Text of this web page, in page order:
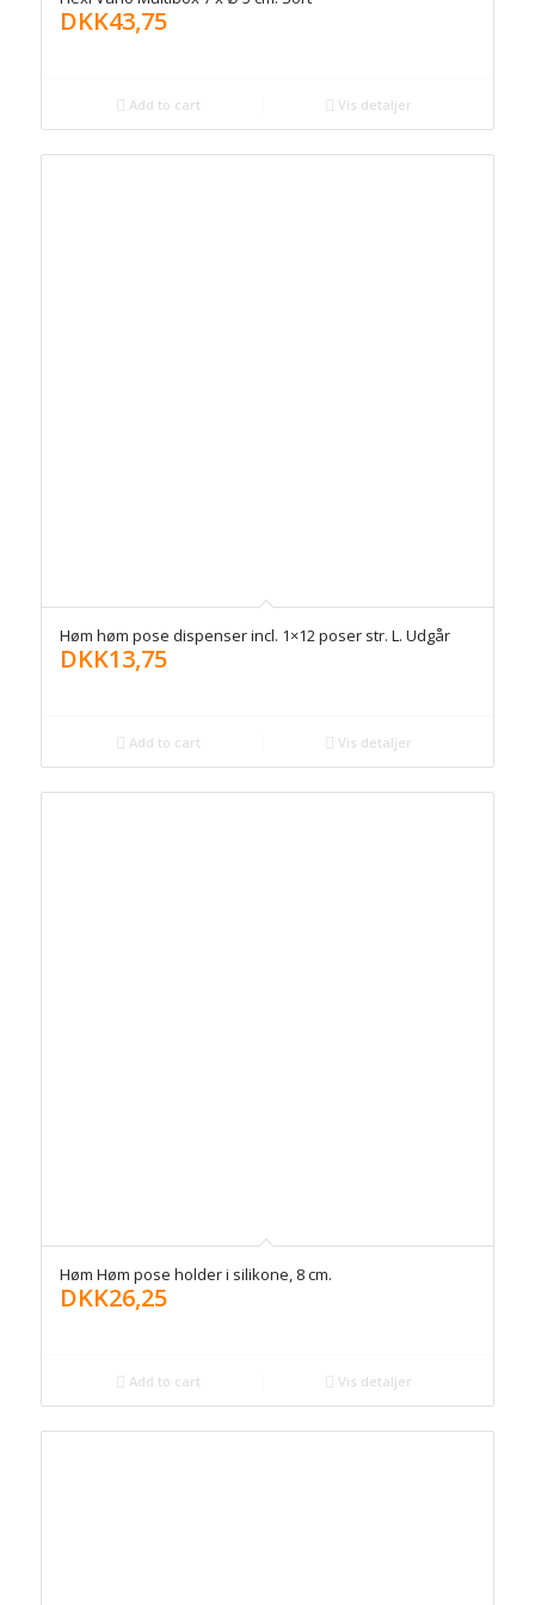
DKK43,75
Add to cart Vis detaljer
Høm høm pose dispenser incl. 1×12 poser str. L. Udgår
DKK13,75
Add to cart Vis detaljer
Høm Høm pose holder i silikone, 8 cm.
DKK26,25
Add to cart Vis detaljer